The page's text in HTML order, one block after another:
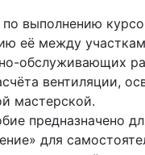
выполнению
её между
обслуживающих
вентиляции,
мастерской.
предназначено
для